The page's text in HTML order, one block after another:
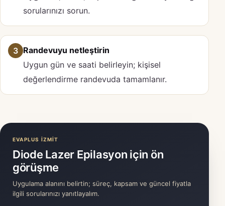
sorularınızı sorun.
3 Randevuyu netleştirin
Uygun gün ve saati belirleyin; kişisel
değerlendirme randevuda tamamlanır.
EVAPLUS İZMİT
Diode Lazer Epilasyon için ön
görüşme
Uygulama alanını belirtin; süreç, kapsam ve güncel fiyatla
ilgili sorularınızı yanıtlayalım.